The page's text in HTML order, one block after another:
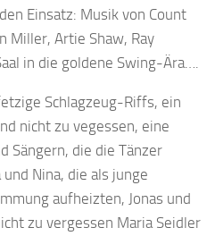
Einsatz: Musik von Count
Miller, Artie Shaw, Ray
in die goldene Swing-Ära….
Schlagzeug-Riffs, ein
nicht zu vegessen, eine
Sängern, die die Tänzer
Nina, die als junge
aufheizten, Jonas und
zu vergessen Maria Seidler